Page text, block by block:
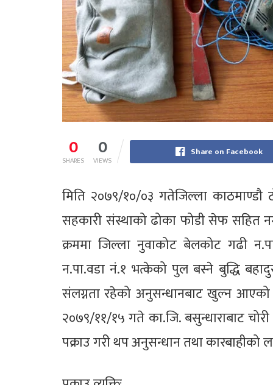
0
SHARES 0
VIEWS
Share on Facebook
मिति २०७९/१०/०३ गतेजिल्ला
सहकारी संस्थाको ढोका फोडी सेफ सहित
क्रममा जिल्ला नुवाकोट बेलकोट गढी
न.पा.वडा नं.१ भत्केको पुल बस्ने बुद्धि
संलग्नता रहेको अनुसन्धानबाट खुल्न आएको
२०७९/११/१५ गते का.जि. बसुन्धाराबाट
पक्राउ गरी थप अनुसन्धान तथा कारबाहीको